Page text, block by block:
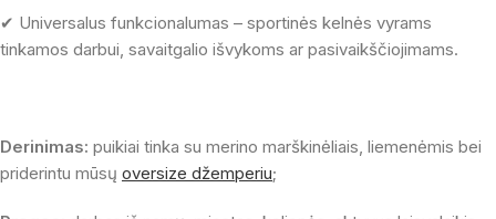
✔ Universalus funkcionalumas – sportinės kelnės vyrams
tinkamos darbui, savaitgalio išvykoms ar pasivaikščiojimams.
Derinimas: puikiai tinka su merino marškinėliais, liemenėmis bei
priderintu mūsų oversize džemperiu;